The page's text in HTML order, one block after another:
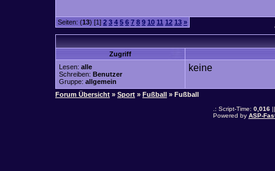
Seiten: (13) [1] 2 3 4 5 6 7 8 9 10 11 12 13 »
Zugriff
Lesen: alle
Schreiben: Benutzer
Gruppe: allgemein
keine
Forum Übersicht » Sport » Fußball » Fußball
.: Script-Time: 0,016||
Powered by ASP-